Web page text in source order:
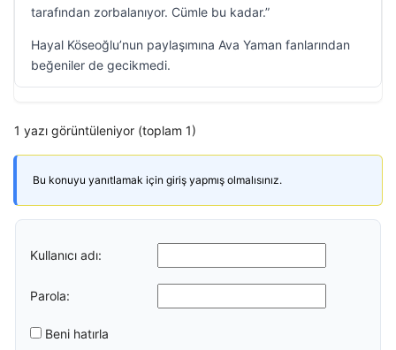
tarafından zorbalanıyor. Cümle bu kadar.”
Hayal Köseoğlu’nun paylaşımına Ava Yaman fanlarından
beğeniler de gecikmedi.
1 yazı görüntüleniyor (toplam 1)
Bu konuyu yanıtlamak için giriş yapmış olmalısınız.
Kullanıcı adı:
Parola:
Beni hatırla